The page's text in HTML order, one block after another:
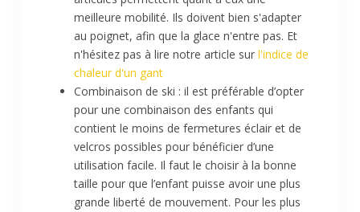
meilleure mobilité. Ils doivent bien s'adapter
au poignet, afin que la glace n'entre pas. Et
n'hésitez pas à lire notre article sur l'indice de
chaleur d'un gant
Combinaison de ski : il est préférable d’opter
pour une combinaison des enfants qui
contient le moins de fermetures éclair et de
velcros possibles pour bénéficier d’une
utilisation facile. Il faut le choisir à la bonne
taille pour que l’enfant puisse avoir une plus
grande liberté de mouvement. Pour les plus